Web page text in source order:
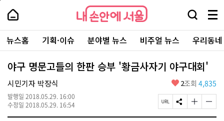
본
로
가
내
손
안
에
서
울
-
서
울
시
대
표
소
내
손
에
울
검
창
열
기
메
뉴
전
체
보
주
요
서
뉴스홈 기획·이슈 분야별 뉴스 비주얼 뉴스 우리동
야구 명문고들의 한판 승부 '황금사자기 야구대회'
시민기자 박장식
발행일 2018.05.29. 16:00
수정일 2018.05.29. 16:54
좋
요
2조회 4,835
페
이
S
N
글
자
글
자
페
상
단
로